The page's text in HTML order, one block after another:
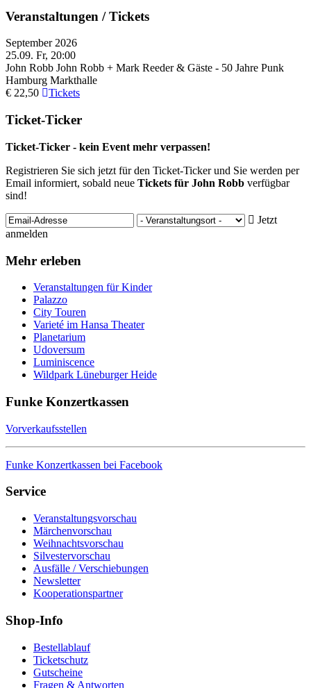
Veranstaltungen / Tickets
September 2026
25.09. Fr, 20:00
John Robb John Robb + Mark Reeder & Gäste - 50 Jahre Punk
Hamburg Markthalle
€ 22,50
Tickets
Ticket-Ticker
Ticket-Ticker - kein Event mehr verpassen!
Registrieren Sie sich jetzt für den Ticket-Ticker und Sie werden per
Email informiert, sobald neue Tickets für John Robb verfügbar
sind!
Jetzt
anmelden
Mehr erleben
Veranstaltungen für Kinder
Palazzo
City Touren
Varieté im Hansa Theater
Planetarium
Udoversum
Luminiscence
Wildpark Lüneburger Heide
Funke Konzertkassen
Vorverkaufsstellen
Funke Konzertkassen bei Facebook
Service
Veranstaltungsvorschau
Märchenvorschau
Weihnachtsvorschau
Silvestervorschau
Ausfälle / Verschiebungen
Newsletter
Kooperationspartner
Shop-Info
Bestellablauf
Ticketschutz
Gutscheine
Fragen & Antworten